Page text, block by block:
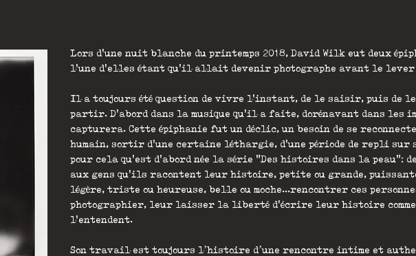
Lors d'une nuit blanche du printemps 2018, David Wilk eut deux
l'une d'elles étant qu'il allait devenir photographe avant le lever
Il a toujours été question de vivre l'instant, de le saisir, puis de
partir. D'abord dans la musique qu'il a faite, dorénavant dans les
capturera. Cette épiphanie fut un déclic, un besoin de se
humain, sortir d'une certaine léthargie, d'une période de repli sur
pour cela qu'est d'abord née la série "Des histoires dans la peau":
aux gens qu'ils racontent leur histoire, petite ou grande,
légère, triste ou heureuse, belle ou moche...rencontrer ces
photographier, leur laisser la liberté d'écrire leur histoire
l'entendent.
Son travail est toujours l’histoire d’une rencontre intime et